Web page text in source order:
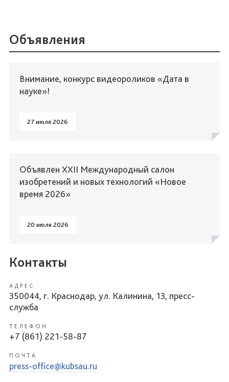
Объявления
Внимание, конкурс видеороликов «Дата в
науке»!
27 июля 2026
Объявлен XXII Международный салон
изобретений и новых технологий «Новое
время 2026»
20 июля 2026
Контакты
АДРЕС
350044, г. Краснодар, ул. Калинина, 13, пресс-
служба
ТЕЛЕФОН
+7 (861) 221-58-87
ПОЧТА
press-office@kubsau.ru